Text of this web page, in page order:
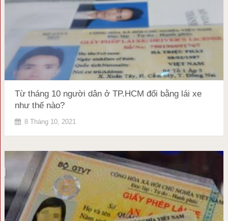
Từ tháng 10 người dân ở TP.HCM đổi bằng lái xe
như thế nào?
8 Tháng 10, 2021